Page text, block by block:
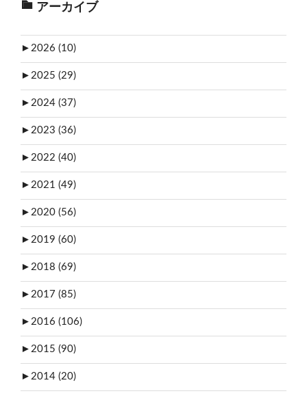
アーカイブ
► 2026 (10)
► 2025 (29)
► 2024 (37)
► 2023 (36)
► 2022 (40)
► 2021 (49)
► 2020 (56)
► 2019 (60)
► 2018 (69)
► 2017 (85)
► 2016 (106)
► 2015 (90)
► 2014 (20)